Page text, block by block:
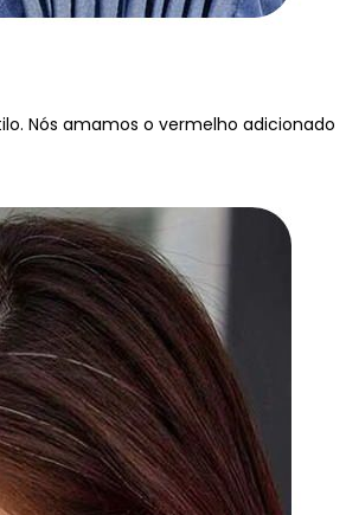
Nós amamos o vermelho adicionado